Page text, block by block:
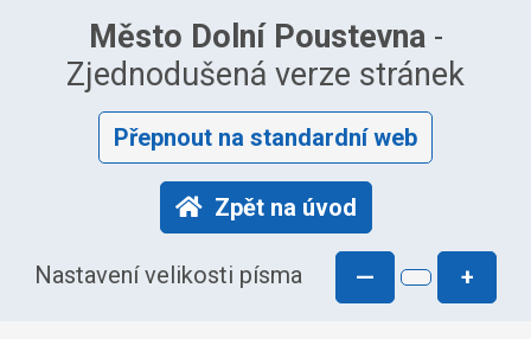
Město Dolní Poustevna-
Zjednodušená verze stránek
Přepnout na standardní web
Zpět na úvod
Nastavení velikosti písma — +